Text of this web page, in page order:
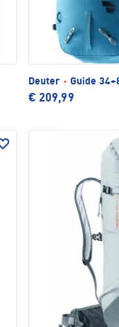
Deuter · Guide
€ 209,99